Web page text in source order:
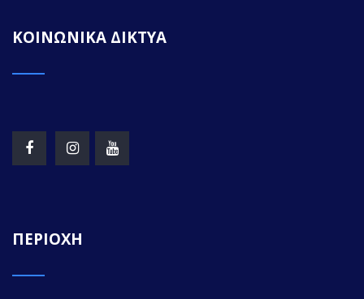
ΚΟΙΝΩΝΙΚΑ ΔΙΚΤΥΑ
ΠΕΡΙΟΧΗ